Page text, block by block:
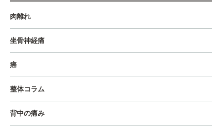
肉離れ
坐骨神経痛
癌
整体コラム
背中の痛み